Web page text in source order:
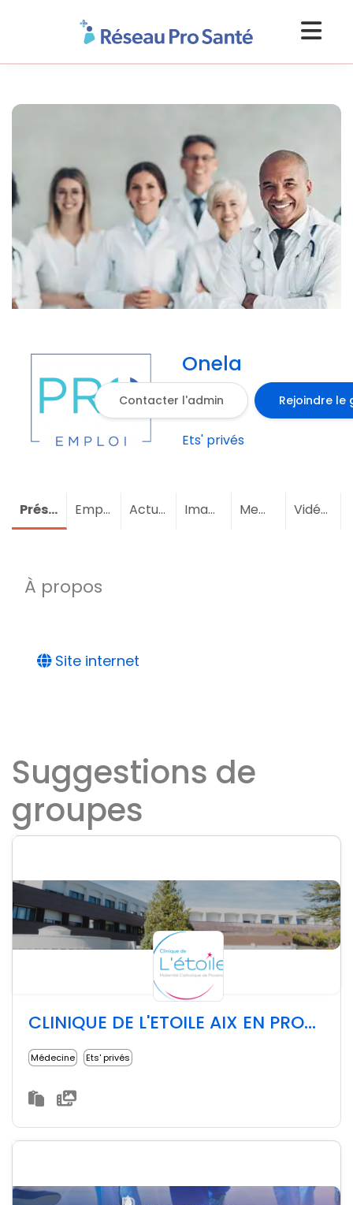
Onela
Contacter l'admin Rejoindre le
Ets' privés
Présentation Emploi Actualités Images Membres Vidéos
À propos
Site internet
Suggestions de
groupes
CLINIQUE DE L'ETOILE AIX EN PROVENCE
Médecine Ets' privés